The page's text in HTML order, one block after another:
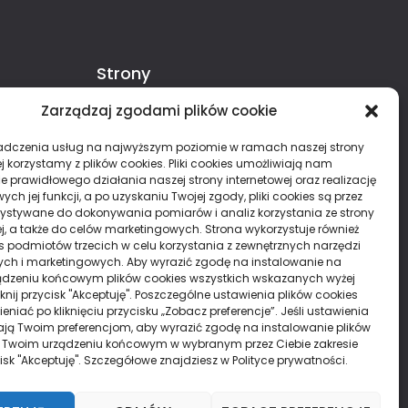
Zarządzaj zgodami plików cookie
usług na najwyższym poziomie w ramach naszej strony
korzystamy z plików cookies. Pliki cookies umożliwiają nam
prawidłowego działania naszej strony internetowej oraz realizację
jej funkcji, a po uzyskaniu Twojej zgody, pliki cookies są przez
do dokonywania pomiarów i analiz korzystania ze strony
a także do celów marketingowych. Strona wykorzystuje również
podmiotów trzecich w celu korzystania z zewnętrznych narzędzi
i marketingowych. Aby wyrazić zgodę na instalowanie na
końcowym plików cookies wszystkich wskazanych wyżej
przycisk "Akceptuję". Poszczególne ustawienia plików cookies
po kliknięciu przycisku „Zobacz preferencje”. Jeśli ustawienia
Twoim preferencjom, aby wyrazić zgodę na instalowanie plików
urządzeniu końcowym w wybranym przez Ciebie zakresie
"Akceptuję". Szczegółowe znajdziesz w Polityce prywatności.
pogrzeb
Strony
Polityka Prywatności
Działy
Aktywność, Turystyka
ARTYKUŁ SPONSOROWANY
Biznes, Firma
Budownictwo, Przemysł
Dom, Ogród
Moda, Uroda
Motoryzacja, Transport
Reklama
Rozrywka, Lifestyle
Zdrowie, Medycyna